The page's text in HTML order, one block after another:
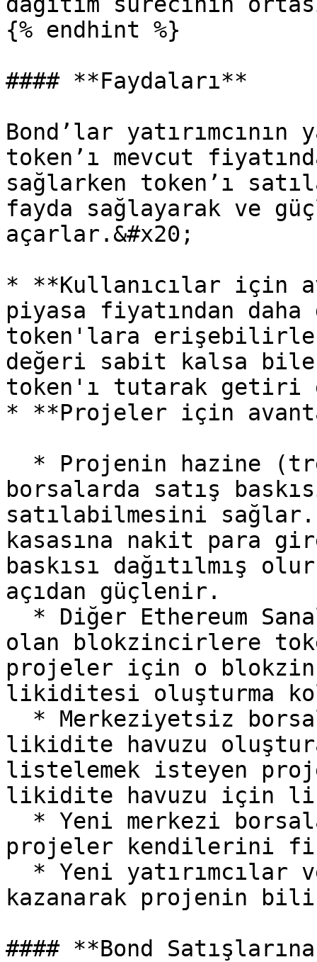
{% endhint %}
#### **Faydaları**
Bond’lar yatırımcının
token’ı mevcut
sağlarken token’ı
fayda sağlayarak ve
açarlar.&#x20;
* **Kullanıcılar için
piyasa fiyatından
token'lara
değeri sabit kalsa
token'ı tutarak
* **Projeler için
borsalarda satış
satılabilmesini sağlar.
kasasına nakit para
baskısı dağıtılmış
açıdan güçlenir.
olan blokzincirlere
projeler için o
likiditesi oluşturma
likidite havuzu
listelemek isteyen
likidite havuzu için
projeler kendilerini
kazanarak projenin
#### **Bond